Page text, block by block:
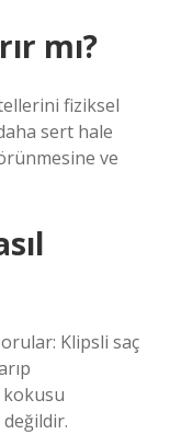
mı?
fiziksel
sert hale
ve
Klipsli saç
kokusu
değildir.